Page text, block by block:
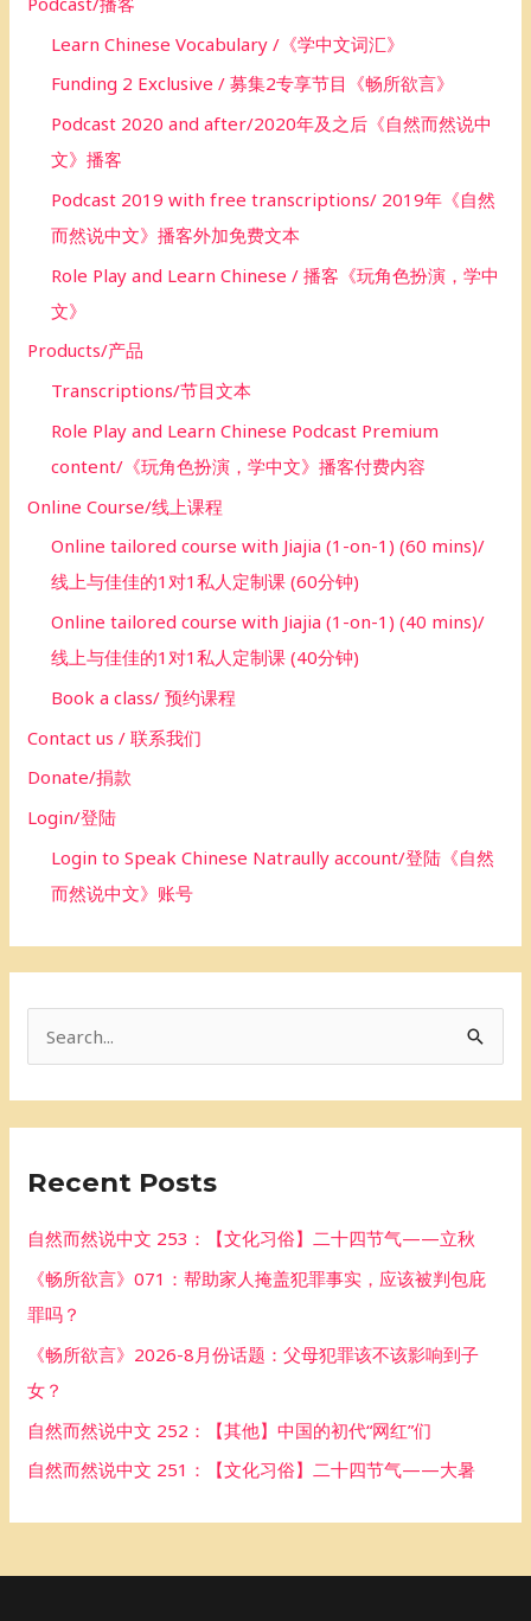
Learn Chinese Vocabulary /《学中文词汇》
Funding 2 Exclusive / 募集2专享节目《畅所欲言》
Podcast 2020 and after/2020年及之后《自然而然说中
文》播客
Podcast 2019 with free transcriptions/ 2019年《自然
而然说中文》播客外加免费文本
Role Play and Learn Chinese / 播客《玩角色扮演，学中
文》
Products/产品
Transcriptions/节目文本
Role Play and Learn Chinese Podcast Premium
content/《玩角色扮演，学中文》播客付费内容
Online Course/线上课程
Online tailored course with Jiajia (1-on-1) (60 mins)/
线上与佳佳的1对1私人定制课 (60分钟)
Online tailored course with Jiajia (1-on-1) (40 mins)/
线上与佳佳的1对1私人定制课 (40分钟)
Book a class/ 预约课程
Contact us / 联系我们
Donate/捐款
Login/登陆
Login to Speak Chinese Natraully account/登陆《自然
而然说中文》账号
c
f
r
Recent Posts
自然而然说中文 253：【文化习俗】二十四节气——立秋
《畅所欲言》071：帮助家人掩盖犯罪事实，应该被判包庇
罪吗？
《畅所欲言》2026-8月份话题：父母犯罪该不该影响到子
女？
自然而然说中文 252：【其他】中国的初代“网红”们
自然而然说中文 251：【文化习俗】二十四节气——大暑